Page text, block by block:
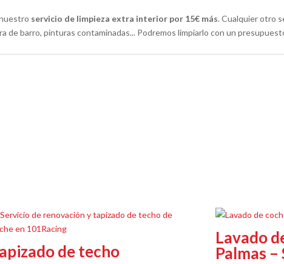
servicio de limpieza extra interior por 15€ más. Cualquier otro
de barro, pinturas contaminadas... Podremos limpiarlo con un
de techo
Lavado
Palmas